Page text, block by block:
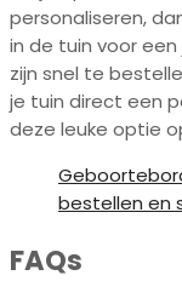
personaliseren,
in de tuin voor
zijn snel te
je tuin direct een
deze leuke optie
bestellen en
FAQs